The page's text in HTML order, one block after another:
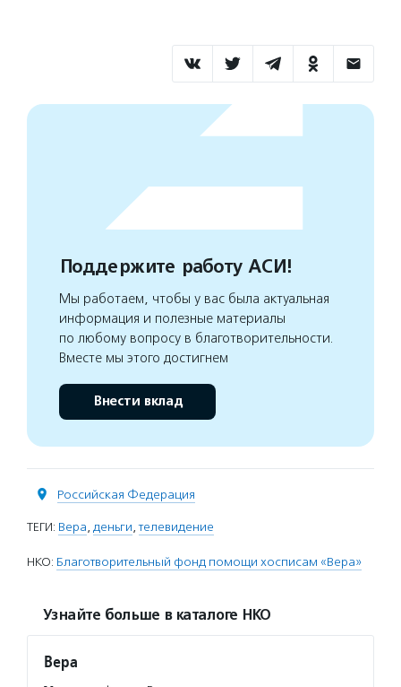
Поддержите работу АСИ!
Мы работаем, чтобы у вас была актуальная
информация и полезные материалы
по любому вопросу в благотворительности.
Вместе мы этого достигнем
Внести вклад
Российская Федерация
ТЕГИ: Вера, деньги,телевидение
НКО: Благотворительный фонд помощи хосписам «Вера»
Узнайте больше в каталоге НКО
Вера